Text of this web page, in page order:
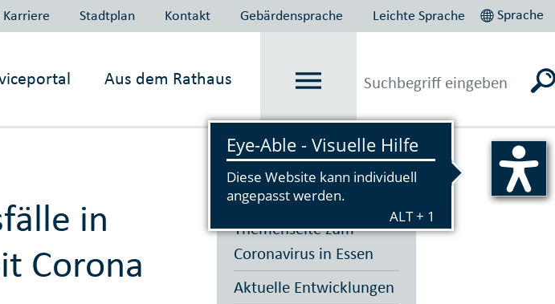
Stadtplan Kontakt Gebärdensprache Leichte Sprache Sprache
Aus dem Rathaus
Vorlesen
in
Corona
Themenseite zum
Coronavirus in Essen
Aktuelle Entwicklungen